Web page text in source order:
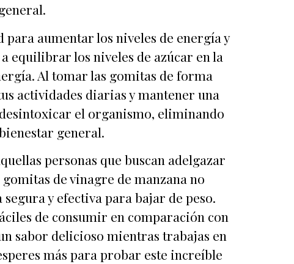
aumentar los niveles de energía y
equilibrar los niveles de azúcar en la
Al tomar las gomitas de forma
actividades diarias y mantener una
el organismo, eliminando
general.
personas que buscan adelgazar
de vinagre de manzana no
y efectiva para bajar de peso.
de consumir en comparación con
sabor delicioso mientras trabajas en
más para probar este increíble